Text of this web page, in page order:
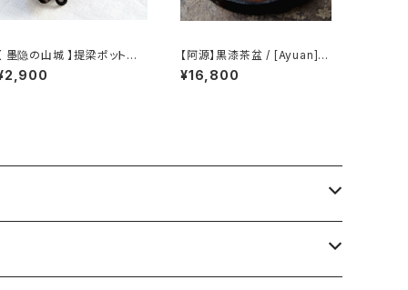
【 墨隐の山城 】提梁ポット用
ホットマット
【阿源】黒漆茶盆 / [Ayuan] B
lack Lacquer Tea Tray
¥16,800